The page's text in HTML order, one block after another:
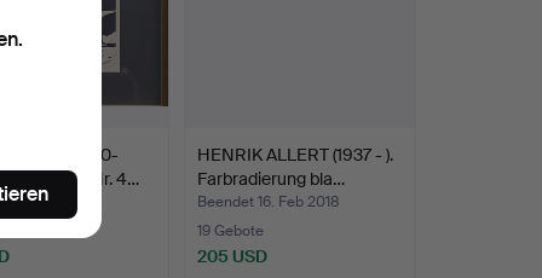
ALLERT (1940-
Holzschnitt Nr. 4…
Feb 2018
HENRIK ALLERT (1937 - ).
Farbradierung bla…
Beendet 16. Feb 2018
19 Gebote
205 USD